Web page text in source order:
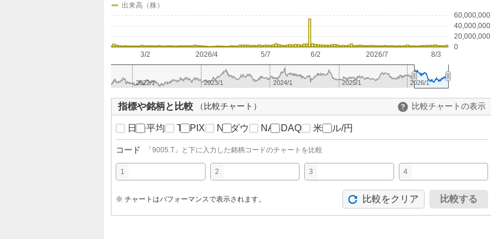
0
20,000,000
40,000,000
60,000,000
2026/4 2026/7
3/2 5/7 6/2 8/3
出来高（株）
2023/1 2025/1
2022/1 2024/1 2026/1
指標や銘柄と比較 （比較チャート） 比較チャートの表示
日経平均 TOPIX NYダウ NASDAQ 米ドル/円
コード 「 9005.T 」と下に入力した銘柄コードのチャートを比較
1 2 3 4
※ チャートはパフォーマンスで表示されます。 比較をクリア 比較する